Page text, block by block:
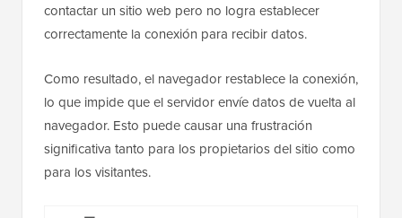
contactar un sitio web pero no logra establecer
correctamente la conexión para recibir datos.
Como resultado, el navegador restablece la conexión,
lo que impide que el servidor envíe datos de vuelta al
navegador. Esto puede causar una frustración
significativa tanto para los propietarios del sitio como
para los visitantes.